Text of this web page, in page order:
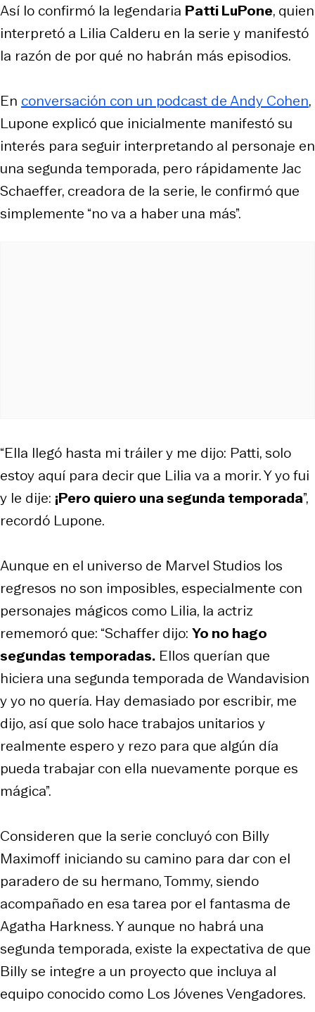
Así lo confirmó la legendaria Patti LuPone, quien
interpretó a Lilia Calderu en la serie y manifestó
la razón de por qué no habrán más episodios.
En conversación con un podcast de Andy Cohen,
Lupone explicó que inicialmente manifestó su
interés para seguir interpretando al personaje en
una segunda temporada, pero rápidamente Jac
Schaeffer, creadora de la serie, le confirmó que
simplemente “no va a haber una más”.
“Ella llegó hasta mi tráiler y me dijo: Patti, solo
estoy aquí para decir que Lilia va a morir. Y yo fui
y le dije: ¡Pero quiero una segunda temporada”,
recordó Lupone.
Aunque en el universo de Marvel Studios los
regresos no son imposibles, especialmente con
personajes mágicos como Lilia, la actriz
rememoró que: “Schaffer dijo: Yo no hago
segundas temporadas. Ellos querían que
hiciera una segunda temporada de Wandavision
y yo no quería. Hay demasiado por escribir, me
dijo, así que solo hace trabajos unitarios y
realmente espero y rezo para que algún día
pueda trabajar con ella nuevamente porque es
mágica”.
Consideren que la serie concluyó con Billy
Maximoff iniciando su camino para dar con el
paradero de su hermano, Tommy, siendo
acompañado en esa tarea por el fantasma de
Agatha Harkness. Y aunque no habrá una
segunda temporada, existe la expectativa de que
Billy se integre a un proyecto que incluya al
equipo conocido como Los Jóvenes Vengadores.